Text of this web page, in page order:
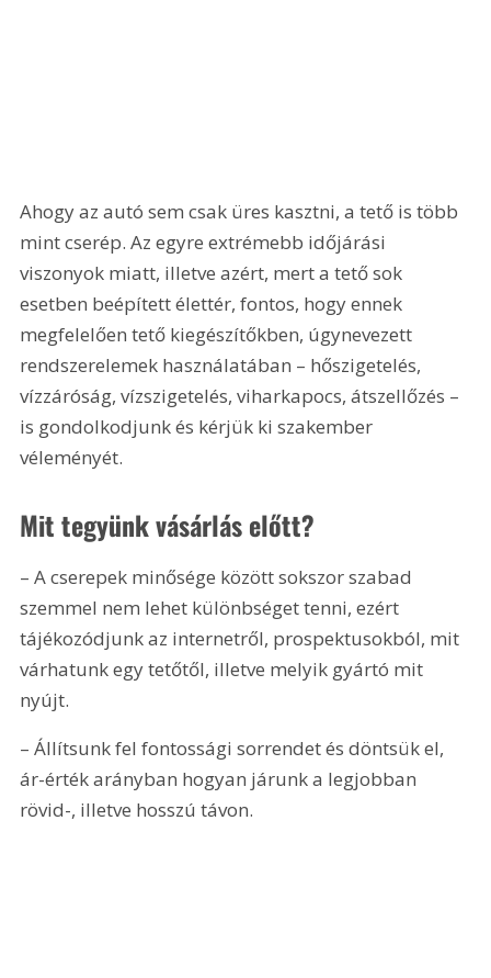
Ahogy az autó sem csak üres kasztni, a tető is több
mint cserép. Az egyre extrémebb időjárási
viszonyok miatt, illetve azért, mert a tető sok
esetben beépített élettér, fontos, hogy ennek
megfelelően tető kiegészítőkben, úgynevezett
rendszerelemek használatában – hőszigetelés,
vízzáróság, vízszigetelés, viharkapocs, átszellőzés –
is gondolkodjunk és kérjük ki szakember
véleményét.
Mit tegyünk vásárlás előtt?
– A cserepek minősége között sokszor szabad
szemmel nem lehet különbséget tenni, ezért
tájékozódjunk az internetről, prospektusokból, mit
várhatunk egy tetőtől, illetve melyik gyártó mit
nyújt.
– Állítsunk fel fontossági sorrendet és döntsük el,
ár-érték arányban hogyan járunk a legjobban
rövid-, illetve hosszú távon.